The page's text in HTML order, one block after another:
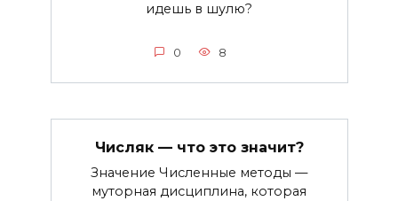
идешь в шулю?
0 8
Числяк — что это значит?
Значение Численные методы —
муторная дисциплина, которая